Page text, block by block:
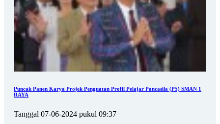
Puncak Panen Karya Projek Penguatan Profil Pelajar Pancasila (P5) SMAN 1
RAYA
Tanggal 07-06-2024 pukul 09:37